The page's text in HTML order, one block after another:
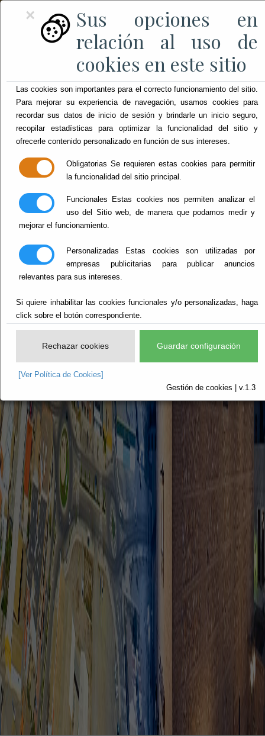
×
Sus opciones en
relación al uso de
cookies en este sitio
Las cookies son importantes para el correcto funcionamiento del sitio.
Para mejorar su experiencia de navegación, usamos cookies para
recordar sus datos de inicio de sesión y brindarle un inicio seguro,
recopilar estadísticas para optimizar la funcionalidad del sitio y
ofrecerle contenido personalizado en función de sus intereses.
Obligatorias Se requieren estas cookies para permitir
la funcionalidad del sitio principal.
Funcionales Estas cookies nos permiten analizar el
uso del Sitio web, de manera que podamos medir y
mejorar el funcionamiento.
Personalizadas Estas cookies son utilizadas por
empresas publicitarias para publicar anuncios
relevantes para sus intereses.
Si quiere inhabilitar las cookies funcionales y/o personalizadas, haga
click sobre el botón correspondiente.
Rechazar cookies Guardar configuración
[Ver Política de Cookies]
Gestión de cookies | v.1.3